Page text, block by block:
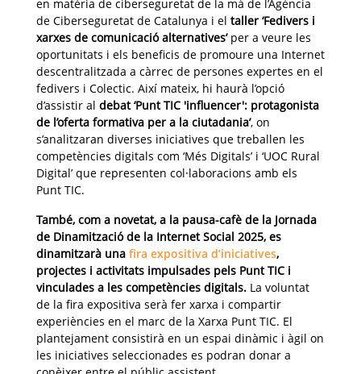
en matèria de ciberseguretat de la mà de l’Agència
de Ciberseguretat de Catalunya i el taller ‘Fedivers i
xarxes de comunicació alternatives’ per a veure les
oportunitats i els beneficis de promoure una Internet
descentralitzada a càrrec de persones expertes en el
fedivers i Colectic. Així mateix, hi haurà l’opció
d’assistir al debat ‘Punt TIC 'influencer': protagonista
de l’oferta formativa per a la ciutadania’, on
s’analitzaran diverses iniciatives que treballen les
competències digitals com ‘Més Digitals’ i ‘UOC Rural
Digital’ que representen col·laboracions amb els
Punt TIC.
També, com a novetat, a la pausa-cafè de la Jornada
de Dinamització de la Internet Social 2025, es
dinamitzarà una fira expositiva d’iniciatives,
projectes i activitats impulsades pels Punt TIC i
vinculades a les competències digitals. La voluntat
de la fira expositiva serà fer xarxa i compartir
experiències en el marc de la Xarxa Punt TIC. El
plantejament consistirà en un espai dinàmic i àgil on
les iniciatives seleccionades es podran donar a